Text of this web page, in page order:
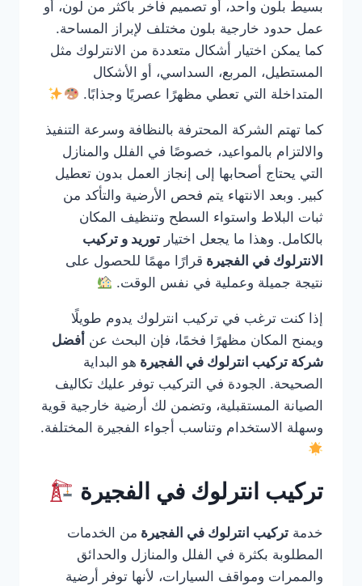
بسيط بلون واحد، أو تصميم فاخر بأكثر من لون، أو
عمل حدود خارجية بلون مختلف لإبراز المساحة.
كما يمكن اختيار أشكال متعددة من الانترلوك مثل
المستطيل، المربع، السداسي، أو الأشكال
المتداخلة التي تعطي مظهرًا عصريًا وجذابًا.
كما تهتم الشركة المحترفة بالنظافة وسرعة التنفيذ
والالتزام بالمواعيد، خصوصًا في الفلل والمنازل
التي يحتاج أصحابها إلى إنجاز العمل بدون تعطيل
كبير. وبعد الانتهاء يتم فحص الأرضية والتأكد من
ثبات البلاط واستواء السطح وتنظيف المكان
بالكامل. وهذا ما يجعل اختيار توريد و تركيب
الانترلوك في الفجيرة قرارًا مهمًا للحصول على
نتيجة جميلة وعملية في نفس الوقت.
إذا كنت ترغب في تركيب انترلوك يدوم طويلًا
ويمنح المكان مظهرًا فخمًا، فإن البحث عن أفضل
شركة تركيب انترلوك في الفجيرة هو البداية
الصحيحة. الجودة في التركيب توفر عليك تكاليف
الصيانة المستقبلية، وتضمن لك أرضية خارجية قوية
وسهلة الاستخدام وتناسب أجواء الفجيرة المختلفة.
تركيب انترلوك في الفجيرة
خدمة تركيب انترلوك في الفجيرة من الخدمات
المطلوبة بكثرة في الفلل والمنازل والحدائق
والممرات ومواقف السيارات، لأنها توفر أرضية